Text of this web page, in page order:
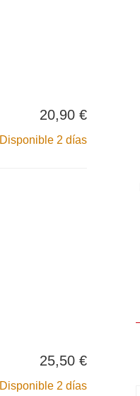
20,90 €
Disponible 2 días
25,50 €
Disponible 2 días